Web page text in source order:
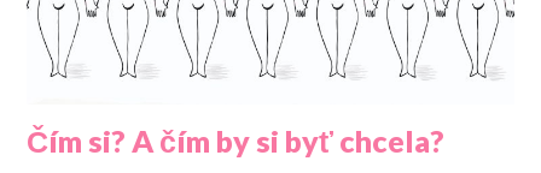
Čím si? A čím by si byť chcela?